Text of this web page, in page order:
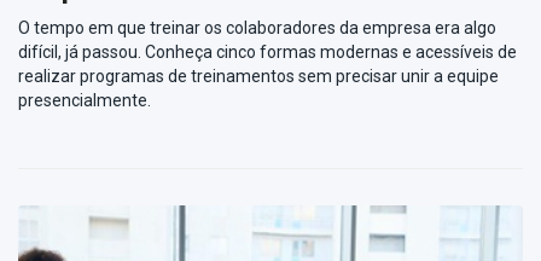
O tempo em que treinar os colaboradores da empresa era algo
difícil, já passou. Conheça cinco formas modernas e acessíveis de
realizar programas de treinamentos sem precisar unir a equipe
presencialmente.